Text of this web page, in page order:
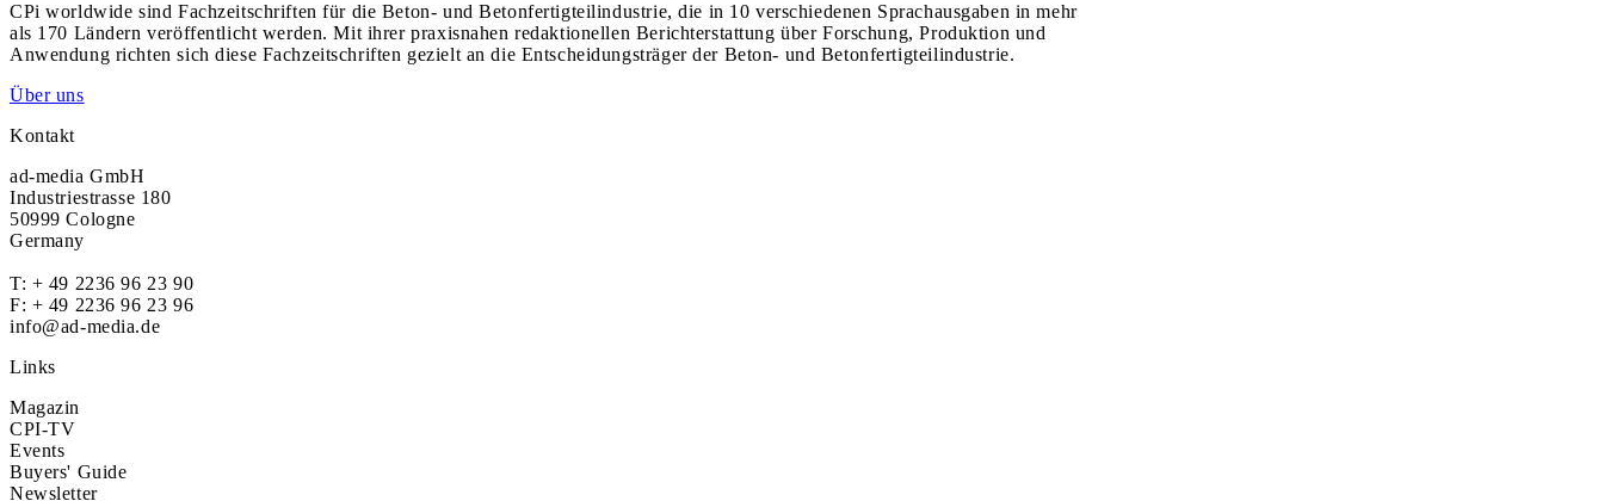
CPi worldwide sind Fachzeitschriften für die Beton- und Betonfertigteilindustrie, die in 10 verschiedenen Sprachausgaben in mehr
als 170 Ländern veröffentlicht werden. Mit ihrer praxisnahen redaktionellen Berichterstattung über Forschung, Produktion und
Anwendung richten sich diese Fachzeitschriften gezielt an die Entscheidungsträger der Beton- und Betonfertigteilindustrie.
Über uns
Kontakt
ad-media GmbH
Industriestrasse 180
50999 Cologne
Germany
T: + 49 2236 96 23 90
F: + 49 2236 96 23 96
info@ad-media.de
Links
Magazin
CPI-TV
Events
Buyers' Guide
Newsletter